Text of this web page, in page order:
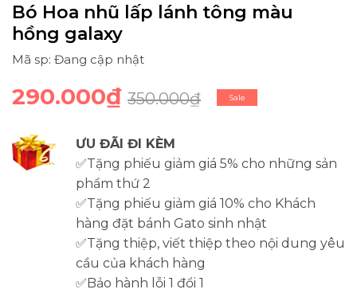
Bó Hoa nhũ lấp lánh tông màu
hồng galaxy
Mã sp: Đang cập nhật
290.000₫ 350.000₫ Sale
ƯU ĐÃI ĐI KÈM
✅Tặng phiếu giảm giá 5% cho những sản
phẩm thứ 2
✅Tặng phiếu giảm giá 10% cho Khách
hàng đặt bánh Gato sinh nhật
✅Tặng thiệp, viết thiệp theo nội dung yêu
cầu của khách hàng
✅Bảo hành lỗi 1 đổi 1